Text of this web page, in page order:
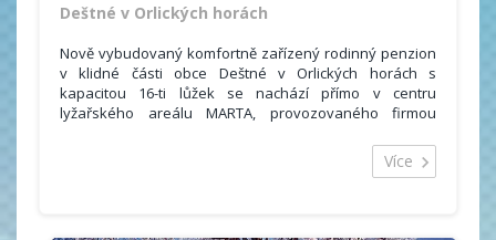
Deštné v Orlických horách
Nově vybudovaný komfortně zařízený rodinný penzion
v klidné části obce Deštné v Orlických horách s
kapacitou 16-ti lůžek se nachází přímo v centru
lyžařského areálu MARTA, provozovaného firmou
Penzion je vhodný pro letní i zimní rodinnou či kolektivní
Více